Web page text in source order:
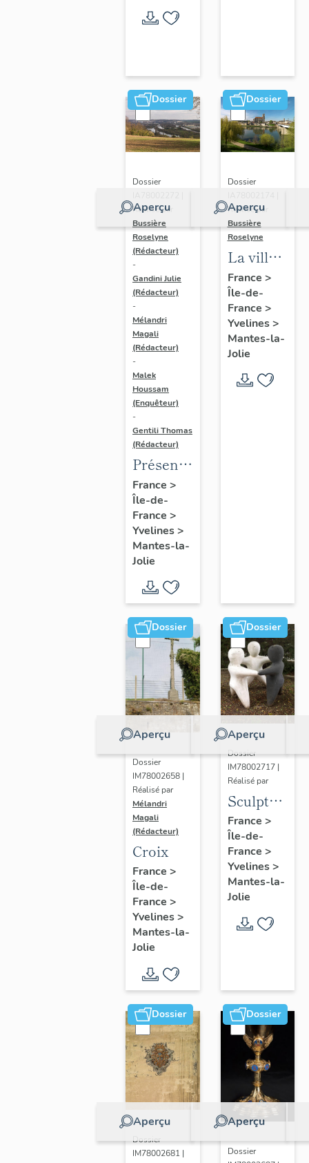
Dossier
Aperçu
Dossier
Réalisé par
Bussière
Roselyne
(Rédacteur)
-
Gandini Julie
(Rédacteur)
-
Mélandri
Magali
(Rédacteur)
-
Malek
Houssam
(Enquêteur)
-
Gentili Thomas
(Rédacteur)
Présentation
de
l'étude
France >
Île-de-
France >
Yvelines>
Mantes-la-
Jolie
Dossier
Aperçu
Dossier
Réalisé par
Bussière
Roselyne
La ville
de
Mantes-
la-Jolie
France >
Île-de-
France >
Yvelines>
Mantes-la-
Jolie
Dossier
Aperçu
Dossier
IM78002658 |
Réalisé par
Mélandri
Magali
(Rédacteur)
Croix
France >
Île-de-
France >
Yvelines>
Mantes-la-
Jolie
Dossier
Aperçu
Dossier
IM78002717 |
Réalisé par
Sculpture
: la
Ronde
France >
Île-de-
France >
Yvelines>
Mantes-la-
Jolie
Dossier
Aperçu
Dossier
IM78002681 |
Dossier
Aperçu
Dossier